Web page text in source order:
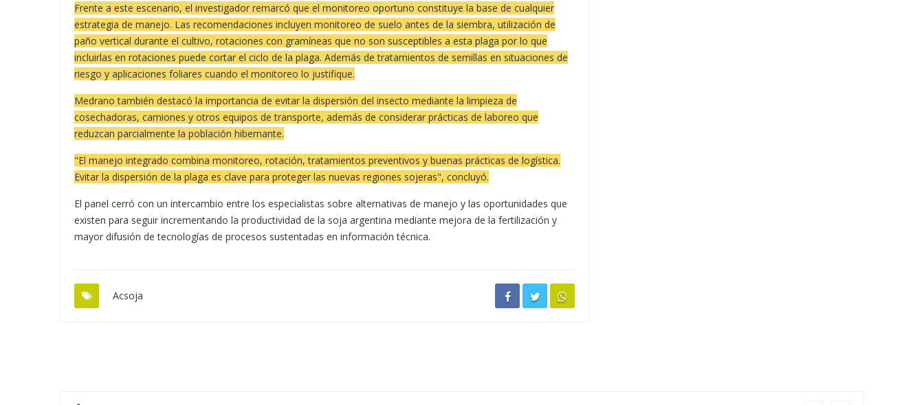
Frente a este escenario, el investigador remarcó que el monitoreo oportuno constituye la base de cualquier
estrategia de manejo. Las recomendaciones incluyen monitoreo de suelo antes de la siembra, utilización de
paño vertical durante el cultivo, rotaciones con gramíneas que no son susceptibles a esta plaga por lo que
incluirlas en rotaciones puede cortar el ciclo de la plaga. Además de tratamientos de semillas en situaciones de
riesgo y aplicaciones foliares cuando el monitoreo lo justifique.
Medrano también destacó la importancia de evitar la dispersión del insecto mediante la limpieza de
cosechadoras, camiones y otros equipos de transporte, además de considerar prácticas de laboreo que
reduzcan parcialmente la población hibernante.
"El manejo integrado combina monitoreo, rotación, tratamientos preventivos y buenas prácticas de logística.
Evitar la dispersión de la plaga es clave para proteger las nuevas regiones sojeras", concluyó.
El panel cerró con un intercambio entre los especialistas sobre alternativas de manejo y las oportunidades que
existen para seguir incrementando la productividad de la soja argentina mediante mejora de la fertilización y
mayor difusión de tecnologías de procesos sustentadas en información técnica.
Acsoja